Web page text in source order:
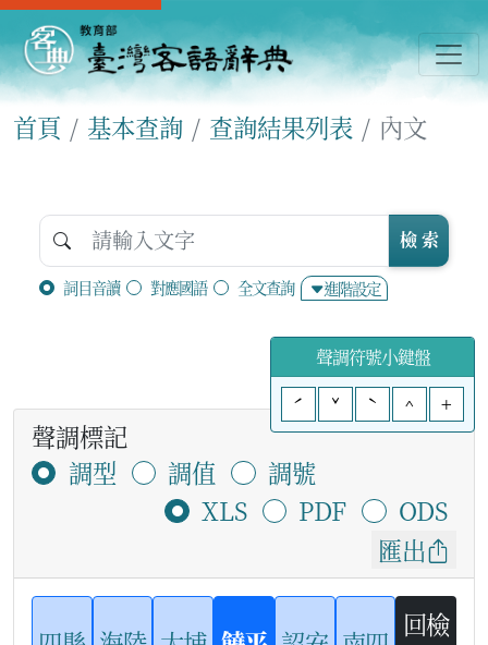
首頁 基本查詢 查詢結果列表 內文
詞目音讀 對應國語 全文查詢 進階設定
檢 索
聲調符號小鍵盤
ˊ
ˇ ˋ ^ +
聲調標記
調型
調值
調號
XLS
PDF
ODS
匯出
回檢